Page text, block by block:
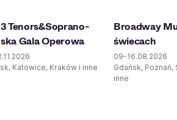
Tenors&Soprano-
Gala Operowa
Katowice, Kraków i inne
Broadway
świecach
09-16.08.2026
Gdańsk, Poznań,
inne